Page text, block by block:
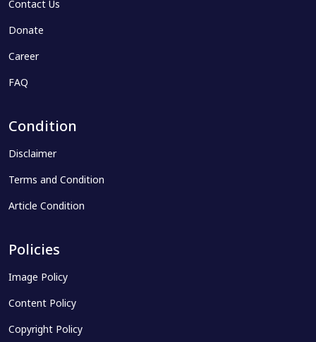
Contact Us
Donate
Career
FAQ
Condition
Disclaimer
Terms and Condition
Article Condition
Policies
Image Policy
Content Policy
Copyright Policy